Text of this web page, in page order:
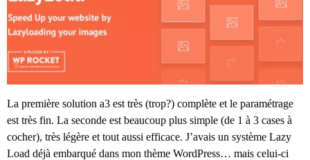
La première solution a3 est très (trop?) complète et le paramétrage
est très fin. La seconde est beaucoup plus simple (de 1 à 3 cases à
cocher), très légère et tout aussi efficace. J’avais un système Lazy
Load déjà embarqué dans mon thème WordPress… mais celui-ci